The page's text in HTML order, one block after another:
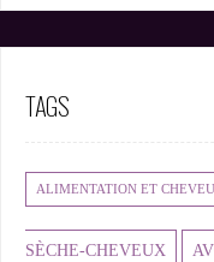
TAGS
ALIMENTATION ET
SÈCHE-CHEVEUX